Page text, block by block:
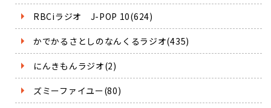
RBCiラジオ J-POP 10(624)
かでかるさとしのなんくるラジオ(435)
にんきもんラジオ(2)
ズミーファイユー(80)